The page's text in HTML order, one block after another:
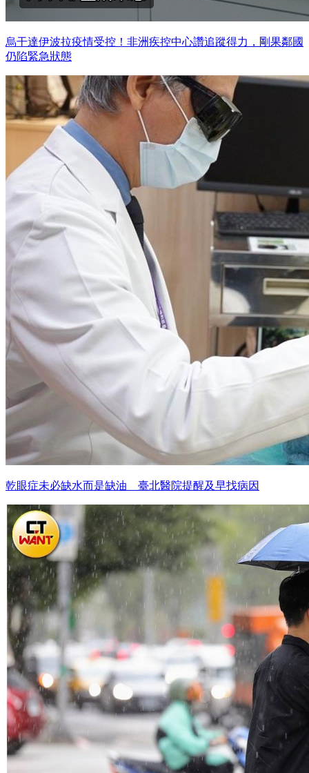
烏干達伊波拉疫情受控！非洲疾控中心讚追蹤得力，剛果鄰國
仍陷緊急狀態
乾眼症未必缺水而是缺油 臺北醫院提醒及早找病因